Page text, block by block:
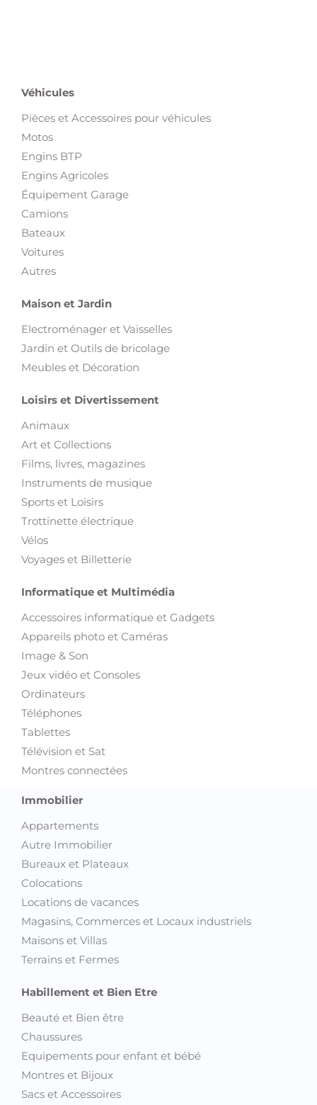
Véhicules
Pièces et Accessoires pour véhicules
Motos
Engins BTP
Engins Agricoles
Équipement Garage
Camions
Bateaux
Voitures
Autres
Maison et Jardin
Electroménager et Vaisselles
Jardin et Outils de bricolage
Meubles et Décoration
Loisirs et Divertissement
Animaux
Art et Collections
Films, livres, magazines
Instruments de musique
Sports et Loisirs
Trottinette électrique
Vélos
Voyages et Billetterie
Informatique et Multimédia
Accessoires informatique et Gadgets
Appareils photo et Caméras
Image & Son
Jeux vidéo et Consoles
Ordinateurs
Téléphones
Tablettes
Télévision et Sat
Montres connectées
Immobilier
Appartements
Autre Immobilier
Bureaux et Plateaux
Colocations
Locations de vacances
Magasins, Commerces et Locaux industriels
Maisons et Villas
Terrains et Fermes
Habillement et Bien Etre
Beauté et Bien être
Chaussures
Equipements pour enfant et bébé
Montres et Bijoux
Sacs et Accessoires